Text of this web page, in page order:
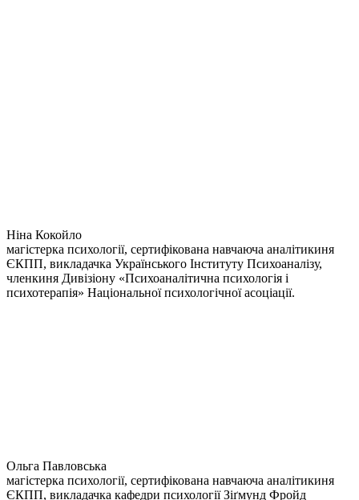
Ніна Кокойло
магістерка психології, сертифікована навчаюча аналітикиня
ЄКПП, викладачка Українського Інституту Психоаналізу,
членкиня Дивізіону «Психоаналітична психологія і
психотерапія» Національної психологічної асоціації.
Ольга Павловська
магістерка психології, сертифікована навчаюча аналітикиня
ЄКПП, викладачка кафедри психології Зіґмунд Фройд